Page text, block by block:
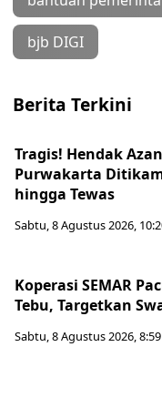
bjb DIGI
Berita Terkini
Tragis! Hendak
Purwakarta
hingga Tewas
Sabtu, 8 Agustus 2026,
Koperasi SEMAR
Tebu, Targetkan
Sabtu, 8 Agustus 2026,